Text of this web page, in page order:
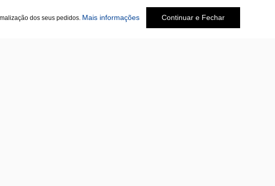
dos seus pedidos. Mais informações Continuar e Fechar